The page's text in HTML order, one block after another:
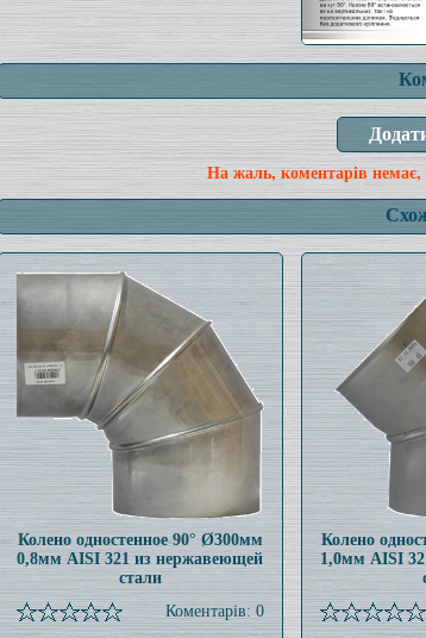
На жаль, коментарів
Колено одностенное 90° Ø300мм
0,8мм AISI 321 из нержавеющей
стали
Коментарів: 0
Колено
1,0мм AISI